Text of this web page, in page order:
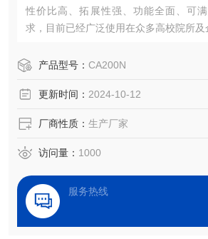
性价比高、拓展性强、功能全面、可
求，目前已经广泛使用在众多高校院所及
产品型号： CA200N
更新时间： 2024-10-12
厂商性质： 生产厂家
访问量： 1000
服务热线